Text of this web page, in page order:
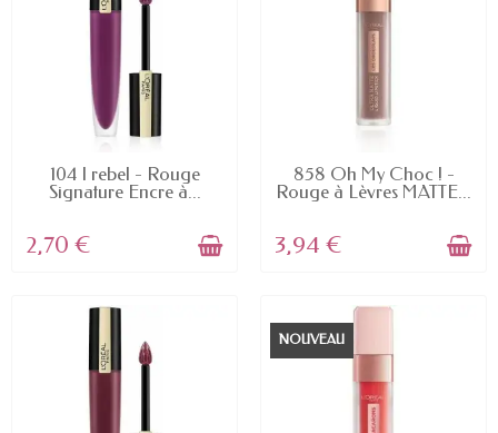
EN STOCK
104 I rebel - Rouge
Signature Encre à...
2,70 €
EN STOCK
858 Oh My Choc ! -
Rouge à Lèvres MATTE...
3,94 €
NOUVEAU